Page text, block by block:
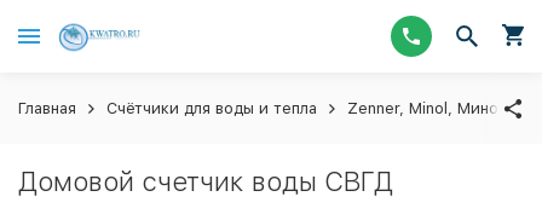
Главная Счётчики для воды и тепла Zenner, Minol, Миномесс
Домовой счетчик воды СВГД